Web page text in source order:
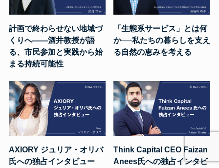
計画で終わらせない地域づ
くりへ――酒井教授が語
る、市民参加と実践から始
まる持続可能性
「生態系サービス」とは何
か──私たちの暮らしを支え
る自然の恵みを考える
AXIORY ジュリア・オリバ
氏への独占インタビュー
Think Capital CEO Faizan
Anees氏への独占インタビ